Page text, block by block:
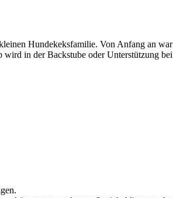
Hundekeksfamilie. Von Anfang an war
in der Backstube oder Unterstützung